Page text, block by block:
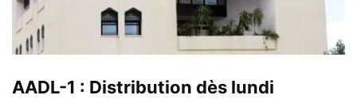
AADL-1 : Distribution dès lundi